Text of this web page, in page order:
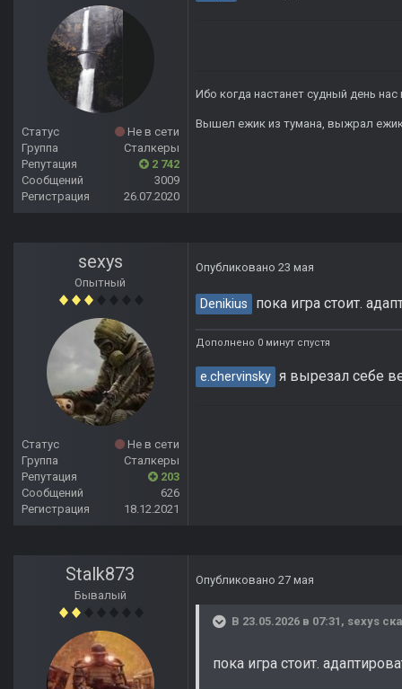
Статус
Не в сети
Группа
Сталкеры
Репутация
2 742
Сообщений
3009
Регистрация
26.07.2020
Ибо когда настанет судный день
Вышел ежик из тумана, выжрал ежик
sexys
Опытный
Статус
Не в сети
Группа
Сталкеры
Репутация
203
Сообщений
626
Регистрация
18.12.2021
Опубликовано 23 мая
Denikius пока игра стоит.
Дополнено 0 минут спустя
e.chervinsky я вырезал себе
Stalk873
Бывалый
Опубликовано 27 мая
В 23.05.2026 в 07:31, sexys
пока игра стоит.